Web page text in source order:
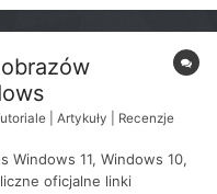
| Artykuły | Recenzje
Windows 11, Windows 10,
oficjalne linki